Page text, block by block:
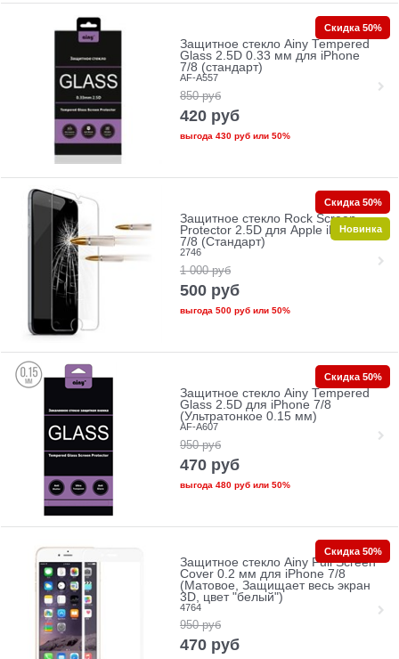
Защитное стекло Ainy Tempered
Glass 2.5D 0.33 мм для iPhone
7/8 (стандарт)
AF-A557
850 руб
420 руб
выгода 430 рубили 50%
Скидка 50%
Защитное стекло Rock Screen
Protector 2.5D для Apple iPhone
7/8 (Стандарт)
2746
1 000 руб
500 руб
выгода 500 рубили 50%
Скидка 50%
Новинка
Защитное стекло Ainy Tempered
Glass 2.5D для iPhone 7/8
(Ультратонкое 0.15 мм)
AF-A607
950 руб
470 руб
выгода 480 рубили 50%
Скидка 50%
Защитное стекло Ainy Full Screen
Cover 0.2 мм для iPhone 7/8
(Матовое, Защищает весь экран
3D, цвет "белый")
4764
950 руб
470 руб
Скидка 50%